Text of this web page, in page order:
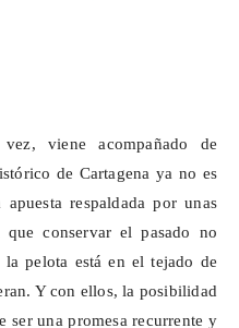
viene acompañado de
de Cartagena ya no es
respaldada por unas
que conservar el pasado no
pelota está en el tejado de
Y con ellos, la posibilidad
ser una promesa recurrente y